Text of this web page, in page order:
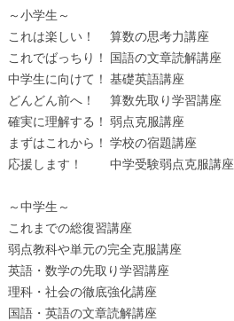
～小学生～
これは楽しい！ 算数の思考力講座
これでばっちり！ 国語の文章読解講座
中学生に向けて！ 基礎英語講座
どんどん前へ！ 算数先取り学習講座
確実に理解する！ 弱点克服講座
まずはこれから！ 学校の宿題講座
応援します！ 中学受験弱点克服講座
～中学生～
これまでの総復習講座
弱点教科や単元の完全克服講座
英語・数学の先取り学習講座
理科・社会の徹底強化講座
国語・英語の文章読解講座